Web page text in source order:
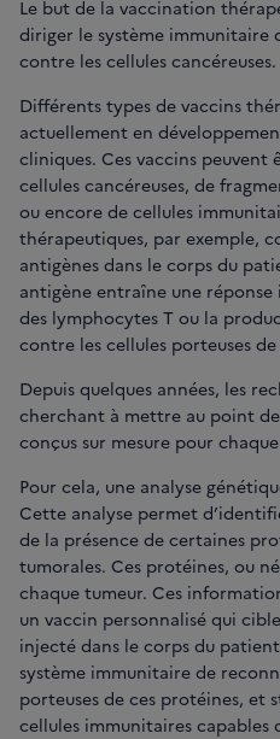
Le but de la vaccination
diriger le système immunitaire
contre les cellules cancéreuses.
Différents types de vaccins
actuellement en
cliniques. Ces vaccins
cellules cancéreuses, de
ou encore de cellules
thérapeutiques, par exemple,
antigènes dans le corps du
antigène entraîne une
des lymphocytes T ou la
contre les cellules porteuses
Depuis quelques années, les
cherchant à mettre au point
conçus sur mesure pour
Pour cela, une analyse
Cette analyse permet
de la présence de certaines
tumorales. Ces protéines, ou
chaque tumeur. Ces
un vaccin personnalisé qui
injecté dans le corps du
système immunitaire de
porteuses de ces protéines, et
cellules immunitaires capables